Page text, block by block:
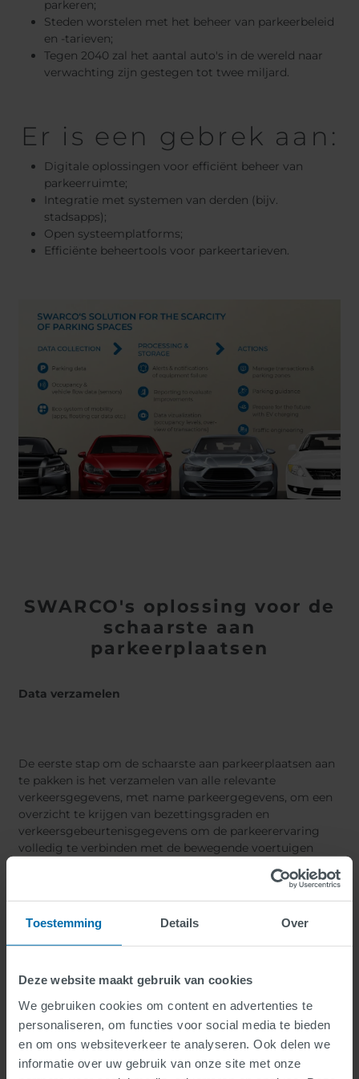
Toestemming Details Over
Deze website maakt gebruik van cookies
We gebruiken cookies om content en advertenties te
personaliseren, om functies voor social media te bieden
en om ons websiteverkeer te analyseren. Ook delen we
informatie over uw gebruik van onze site met onze
parkeren;
Steden worstelen met het beheer van parkeerbeleid
en -tarieven;
Tegen 2040 zal het aantal auto's in de wereld naar
verwachting zijn gestegen tot twee miljard.
Er is een gebrek aan:
Digitale oplossingen voor efficiënt beheer van
parkeerruimte;
Integratie met systemen van derden (bijv.
stadsapps);
Open systeemplatforms;
Efficiënte beheertools voor parkeertarieven.
SWARCO's oplossing voor de
schaarste aan
parkeerplaatsen
Data verzamelen
De eerste stap om de schaarste aan parkeerplaatsen aan
te pakken is het verzamelen van alle relevante
verkeersgegevens, met name parkeergegevens, om een
overzicht te krijgen van bezettingsgraden en
verkeersgebeurtenisgegevens om de parkeerervaring
volledig te verbinden met de bewegende voertuigen
mobiliteitsecosysteem met diepe integratie van alle
soorten gegevensbronnen maakt dit mogelijk.
Parkeerdata wordt verbonden met data afkomstig van
verkeerssensoren, floating car data, apps, 3rd-party data,
en meer.
Opslag en verwerking van data